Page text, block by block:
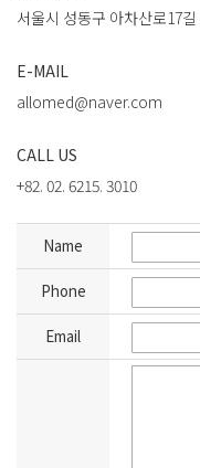
서울시 성동구 아차산로17
E-MAIL
allomed@naver.com
CALL US
+82. 02. 6215. 3010
Name
Phone
Email